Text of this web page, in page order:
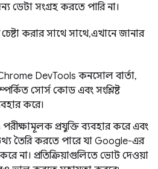
ডেটা সংগ্রহ করতে পারি না।
চেষ্টা করার সাথে সাথে, এখানে জানার
DevTools কনসোল বার্তা,
সোর্স কোড এবং সংশ্লিষ্ট
করে।
প্রযুক্তি ব্যবহার করে এবং
তৈরি করতে পারে যা Google-এর
করে না। প্রতিক্রিয়াগুলিতে ভোট দেওয়া